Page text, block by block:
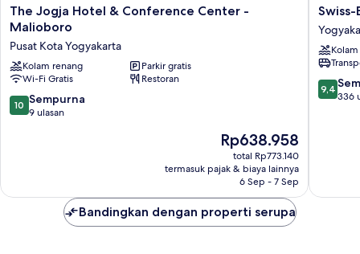
The
Jogja
&
Conference
Center
-
Malioboro
The Jogja Hotel & Conference Center -
Malioboro
Pusat Kota Yogyakarta
Kolam renang
Parkir gratis
Wi-Fi Gratis
Restoran
10.0
dari
10 Sempurna
9 ulasan
Harga
sekarang
Rp638.958
Rp638.958
total Rp773.140
termasuk pajak & biaya lainnya
6 Sep - 7 Sep
Swiss-
9.4
dari
9,4
336
Bandingkan dengan properti serupa